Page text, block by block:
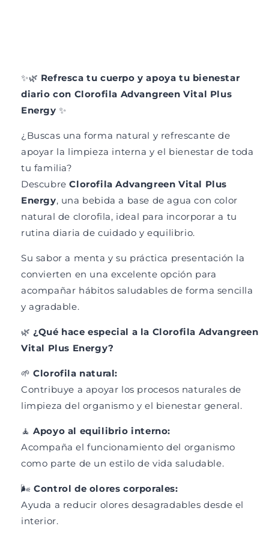
e
r
o
V
i
t
a
m
i
n
C
r
y
V
a
m
i
a
✨🌿 Refresca tu cuerpo y apoya tu bienestar
diario con Clorofila Advangreen Vital Plus
Energy ✨
¿Buscas una forma natural y refrescante de
apoyar la limpieza interna y el bienestar de toda
tu familia?
DescubreClorofila Advangreen Vital Plus
Energy, una bebida a base de agua con color
natural de clorofila, ideal para incorporar a tu
rutina diaria de cuidado y equilibrio.
Su sabor a menta y su práctica presentación la
convierten en una excelente opción para
acompañar hábitos saludables de forma sencilla
y agradable.
🌿¿Qué hace especial a la Clorofila Advangreen
Vital Plus Energy?
🌱Clorofila natural:
Contribuye a apoyar los procesos naturales de
limpieza del organismo y el bienestar general.
🧘Apoyo al equilibrio interno:
Acompaña el funcionamiento del organismo
como parte de un estilo de vida saludable.
🌬️Control de olores corporales:
Ayuda a reducir olores desagradables desde el
interior.